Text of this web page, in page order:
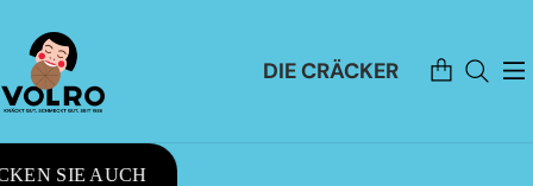
DIE CRÄCKER Artikel
im
Warenkorb
SIE AUCH